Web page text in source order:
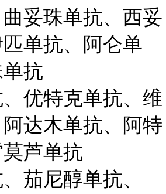
妥珠单抗、西妥
单抗、阿仑单
抗
优特克单抗、维
达木单抗、阿特
芦单抗
茄尼醇单抗、